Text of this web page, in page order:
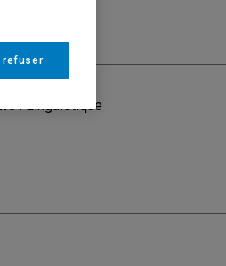
: Linguistique
refuser